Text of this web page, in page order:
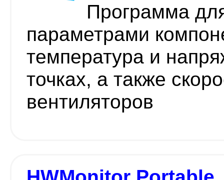
Программа
параметрами
температура и
точках, а также
вентиляторов